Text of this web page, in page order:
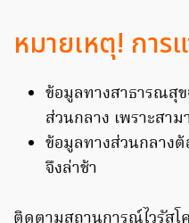
หมายเหตุ! กา
ข้อมูลทางสาธารณสุข
ส่วนกลาง เพราะสา
ข้อมูลทางส่วนกลาง
จึงล่าช้า